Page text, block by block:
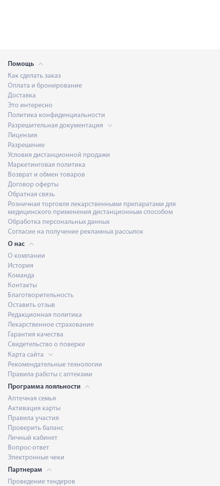
Помощь
Как сделать заказ
Оплата и бронирование
Доставка
Это интересно
Политика конфиденциальности
Разрешительная документация
Лицензия
Разрешение
Условия дистанционной продажи
Маркетинговая политика
Возврат и обмен товаров
Договор оферты
Обратная связь
Розничная торговля лекарственными препаратами для
медицинского применения дистанционным способом
Обработка персональных данных
Согласие на получение рекламных рассылок
О нас
О компании
История
Команда
Контакты
Благотворительность
Оставить отзыв
Редакционная политика
Лекарственное страхование
Гарантия качества
Свидетельство о поверке
Карта сайта
Рекомендательные технологии
Правила работы с аптеками
Программа лояльности
Аптечная семья
Активация карты
Правила участия
Проверить баланс
Личный кабинет
Вопрос-ответ
Электронные чеки
Партнерам
Проведение тендеров